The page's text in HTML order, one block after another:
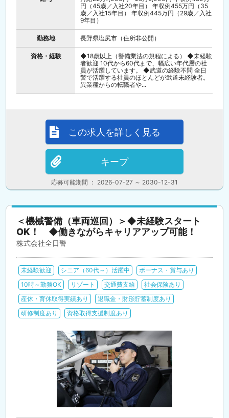
円（45歳／入社20年目） 年収例455万円（35
歳／入社15年目） 年収例445万円（29歳／入社
9年目）
勤務地 長野県塩尻市（住所非公開）
資格・経験
◆18歳以上（警備業法の規程による） ◆未経験
者歓迎 10代から60代まで、幅広い年代層の社
員が活躍しています。 ◆武道の経験不問 全日
警で活躍する社員のほとんどが武道未経験者。
異業種からの転職者や...
応募可能期間 ： 2026-07-27 ～ 2030-12-31
この求人を詳しく見る
キープ
＜機械警備（車両巡回）＞◆未経験スタート
OK！ ◆働きながらキャリアアップ可能！
株式会社全日警
未経験歓迎 シニア（60代～）活躍中
ボーナス・賞与あり
10時～勤務OK
リゾート 交通費支給
社会保険あり
産休・育休取得実績あり
退職金・財形貯蓄制度あり
研修制度あり
資格取得支援制度あり